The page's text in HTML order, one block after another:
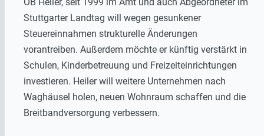
Stuttgarter Landtag will wegen gesunkener
Steuereinnahmen strukturelle Änderungen
vorantreiben. Außerdem möchte er künftig verstärkt in
Schulen, Kinderbetreuung und Freizeiteinrichtungen
investieren. Heiler will weitere Unternehmen nach
Waghäusel holen, neuen Wohnraum schaffen und die
Breitbandversorgung verbessern.